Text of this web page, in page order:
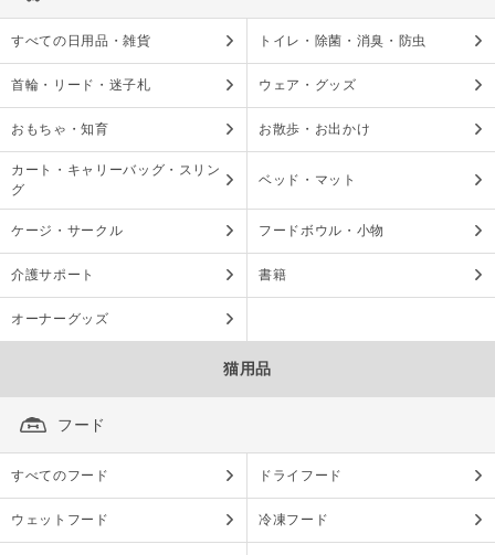
すべての日用品・雑貨 トイレ・除菌・消臭・防虫
首輪・リード・迷子札 ウェア・グッズ
おもちゃ・知育 お散歩・お出かけ
カート・キャリーバッグ・スリン
グ
ベッド・マット
ケージ・サークル フードボウル・小物
介護サポート 書籍
オーナーグッズ
猫用品
フード
すべてのフード ドライフード
ウェットフード 冷凍フード